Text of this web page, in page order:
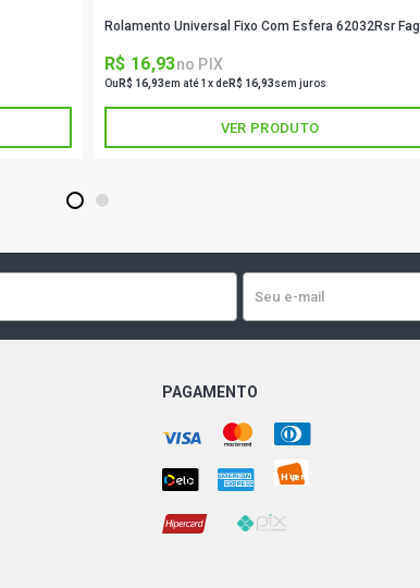
Rolamento Universal Fixo Com Esfera 62032Rsr Fag
R$ 16,93no PIX
Ou R$ 16,93em até 1x deR$ 16,93sem juros
VER PRODUTO
1 2
PAGAMENTO